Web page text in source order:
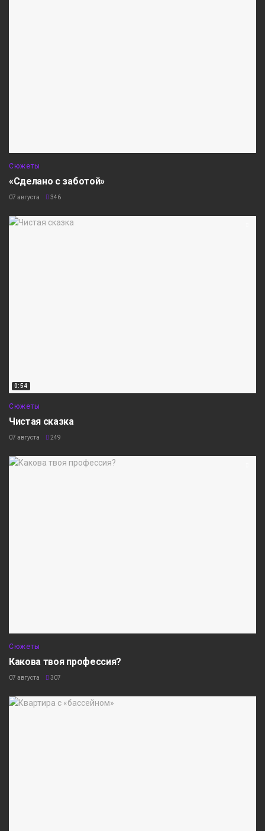
Сюжеты
«Сделано с заботой»
07 августа 346
0:54
Сюжеты
Чистая сказка
07 августа 249
Сюжеты
Какова твоя профессия?
07 августа 307